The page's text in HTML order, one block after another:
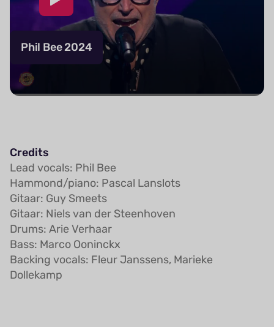
Phil Bee 2024
Credits
Lead vocals: Phil Bee
Hammond/piano: Pascal Lanslots
Gitaar: Guy Smeets
Gitaar: Niels van der Steenhoven
Drums: Arie Verhaar
Bass: Marco Ooninckx
Backing vocals: Fleur Janssens, Marieke
Dollekamp